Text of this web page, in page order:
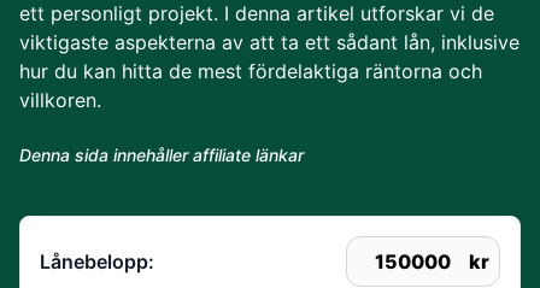
ett personligt projekt. I denna artikel utforskar vi de
viktigaste aspekterna av att ta ett sådant lån, inklusive
hur du kan hitta de mest fördelaktiga räntorna och
villkoren.
Denna sida innehåller affiliate länkar
Lånebelopp: 150000 kr